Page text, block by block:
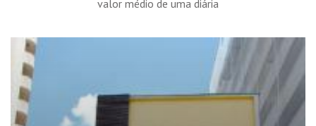
valor médio de uma diária